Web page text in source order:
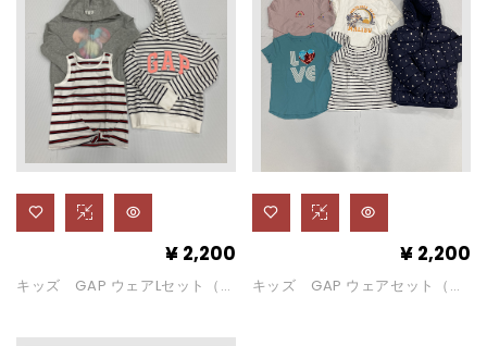
キッズ GAP ウェアLセット（サ
¥ 2,200
キッズ GAP ウェアセット（サ
¥ 2,200